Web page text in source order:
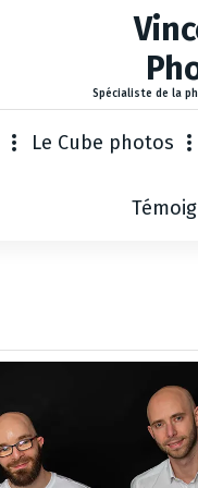
Spécialiste de la
Le Cube photos